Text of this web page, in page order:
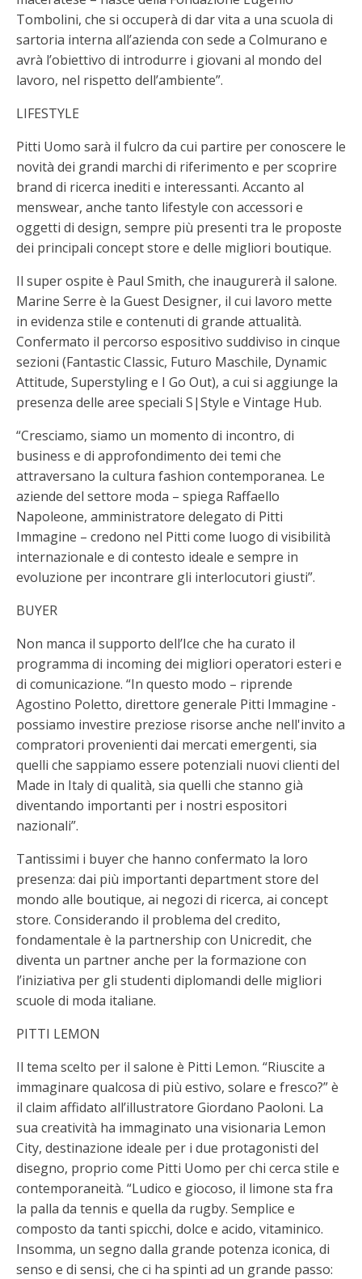
Tombolini, che si occuperà di dar vita a una scuola di
sartoria interna all’azienda con sede a Colmurano e
avrà l’obiettivo di introdurre i giovani al mondo del
lavoro, nel rispetto dell’ambiente”.
LIFESTYLE
Pitti Uomo sarà il fulcro da cui partire per conoscere le
novità dei grandi marchi di riferimento e per scoprire
brand di ricerca inediti e interessanti. Accanto al
menswear, anche tanto lifestyle con accessori e
oggetti di design, sempre più presenti tra le proposte
dei principali concept store e delle migliori boutique.
Il super ospite è Paul Smith, che inaugurerà il salone.
Marine Serre è la Guest Designer, il cui lavoro mette
in evidenza stile e contenuti di grande attualità.
Confermato il percorso espositivo suddiviso in cinque
sezioni (Fantastic Classic, Futuro Maschile, Dynamic
Attitude, Superstyling e I Go Out), a cui si aggiunge la
presenza delle aree speciali S|Style e Vintage Hub.
“Cresciamo, siamo un momento di incontro, di
business e di approfondimento dei temi che
attraversano la cultura fashion contemporanea. Le
aziende del settore moda – spiega Raffaello
Napoleone, amministratore delegato di Pitti
Immagine – credono nel Pitti come luogo di visibilità
internazionale e di contesto ideale e sempre in
evoluzione per incontrare gli interlocutori giusti”.
BUYER
Non manca il supporto dell’Ice che ha curato il
programma di incoming dei migliori operatori esteri e
di comunicazione. “In questo modo – riprende
Agostino Poletto, direttore generale Pitti Immagine -
possiamo investire preziose risorse anche nell'invito a
compratori provenienti dai mercati emergenti, sia
quelli che sappiamo essere potenziali nuovi clienti del
Made in Italy di qualità, sia quelli che stanno già
diventando importanti per i nostri espositori
nazionali”.
Tantissimi i buyer che hanno confermato la loro
presenza: dai più importanti department store del
mondo alle boutique, ai negozi di ricerca, ai concept
store. Considerando il problema del credito,
fondamentale è la partnership con Unicredit, che
diventa un partner anche per la formazione con
l’iniziativa per gli studenti diplomandi delle migliori
scuole di moda italiane.
PITTI LEMON
Il tema scelto per il salone è Pitti Lemon. “Riuscite a
immaginare qualcosa di più estivo, solare e fresco?” è
il claim affidato all’illustratore Giordano Paoloni. La
sua creatività ha immaginato una visionaria Lemon
City, destinazione ideale per i due protagonisti del
disegno, proprio come Pitti Uomo per chi cerca stile e
contemporaneità. “Ludico e giocoso, il limone sta fra
la palla da tennis e quella da rugby. Semplice e
composto da tanti spicchi, dolce e acido, vitaminico.
Insomma, un segno dalla grande potenza iconica, di
senso e di sensi, che ci ha spinti ad un grande passo: